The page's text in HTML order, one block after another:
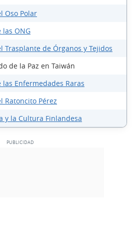
Oso Polar
ONG
Trasplante de Órganos y Tejidos
de la Paz en Taiwán
Enfermedades Raras
Ratoncito Pérez
y la Cultura Finlandesa